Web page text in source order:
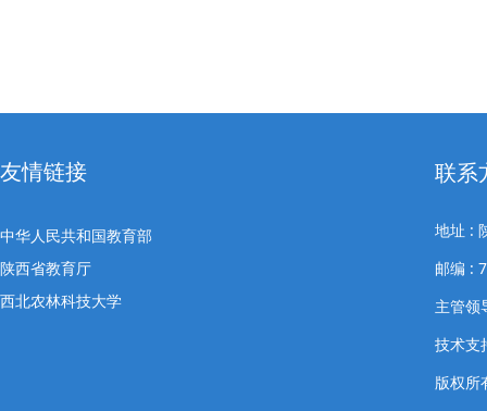
友情链接
中华人民共和国教育部
陕西省教育厅
西北农林科技大学
联系
地址 :
邮编 :
主管
技术支
版权